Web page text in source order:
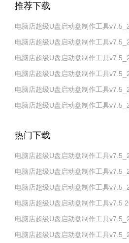
推荐下载
电脑店超级U盘启动盘制作工具
电脑店超级U盘启动盘制作工具
电脑店超级U盘启动盘制作工具
电脑店超级U盘启动盘制作工具
电脑店超级U盘启动盘制作工具
电脑店超级U盘启动盘制作工具
热门下载
电脑店超级U盘启动盘制作工具
电脑店超级U盘启动盘制作工具
电脑店超级U盘启动盘制作工具
电脑店超级U盘启动盘制作工具v7.5
电脑店超级U盘启动盘制作工具
电脑店超级U盘启动盘制作工具